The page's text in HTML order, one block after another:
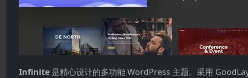
Infinite 是精心设计的多功能 WordPress 主题。采用